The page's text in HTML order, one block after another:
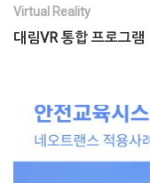
Virtual Reality
대림VR 통합 프로그램